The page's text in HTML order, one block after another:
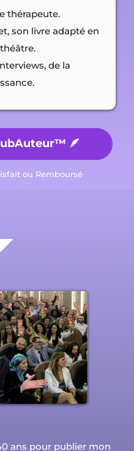
thérapeute.
son livre adapté en
de la
🪶
ou Remboursé
ans pour publier mon